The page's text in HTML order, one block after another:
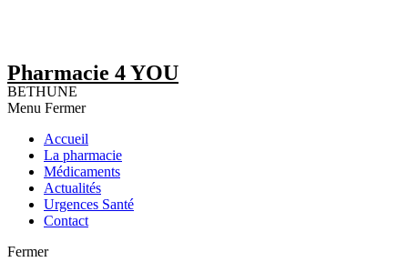
Pharmacie 4 YOU
BETHUNE
Menu Fermer
Accueil
La pharmacie
Médicaments
Actualités
Urgences Santé
Contact
Fermer